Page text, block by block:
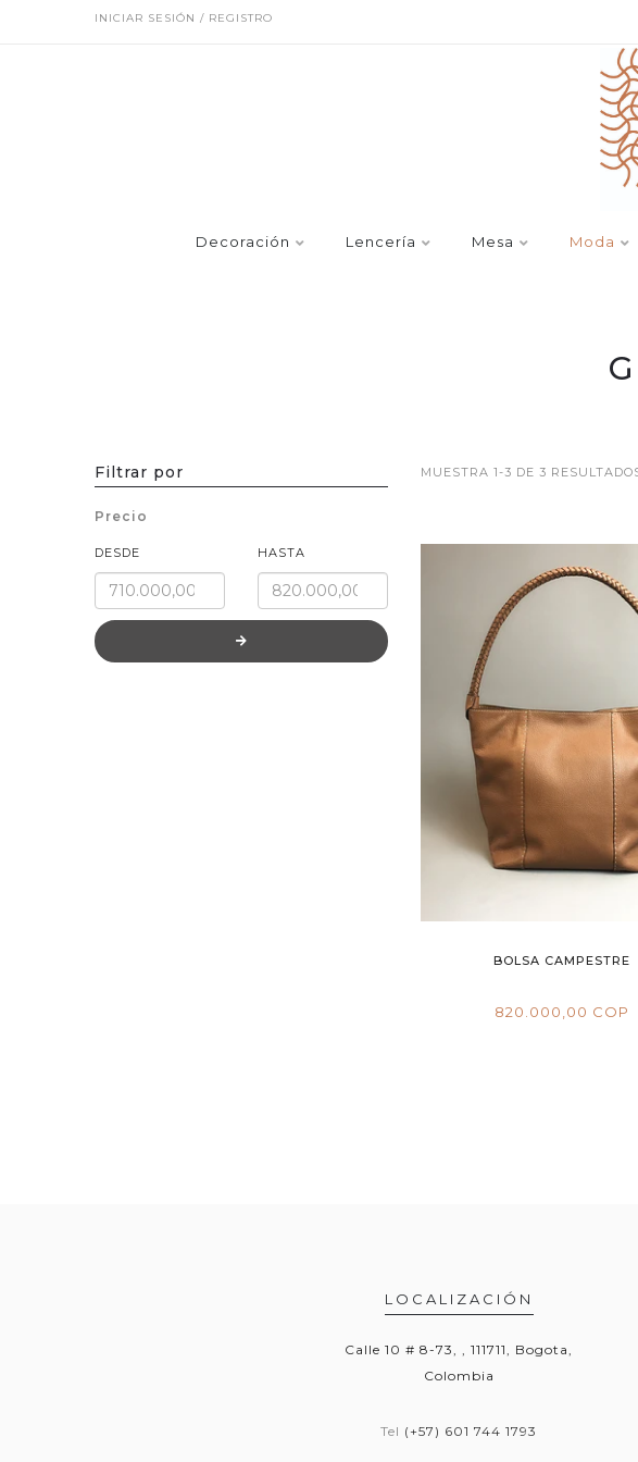
INICIAR SESIÓN / REGISTRO
Decoración Lencería Mesa Moda
Filtrar por
Precio
DESDE HASTA
MUESTRA 1-3 DE 3
BOLSA CAMPESTRE
820.000,00 COP
LOCALIZACIÓN
Calle 10 # 8-73, , 111711, Bogota,
Colombia
Tel (+57) 601 744 1793